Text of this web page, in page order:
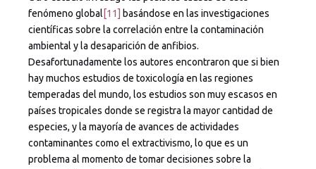
fenómeno global [11] basándose en las investigaciones
científicas sobre la correlación entre la contaminación
ambiental y la desaparición de anfibios.
Desafortunadamente los autores encontraron que si bien
hay muchos estudios de toxicología en las regiones
temperadas del mundo, los estudios son muy escasos en
países tropicales donde se registra la mayor cantidad de
especies, y la mayoría de avances de actividades
contaminantes como el extractivismo, lo que es un
problema al momento de tomar decisiones sobre la